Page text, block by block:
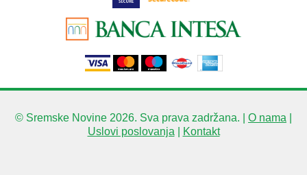
© Sremske Novine 2026. Sva prava zadržana. | O nama
Uslovi poslovanja
Kontakt